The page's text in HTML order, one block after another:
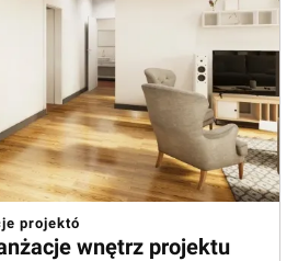
projektó
wnętrz projektu